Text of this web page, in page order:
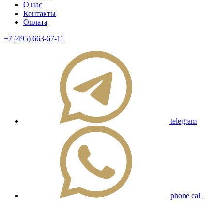
О нас
Контакты
Оплата
+7 (495) 663-67-11
telegram
phone call